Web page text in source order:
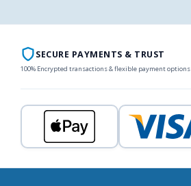
SECURE PAYMENTS & TRUST
100% Encrypted transactions & flexible payment options